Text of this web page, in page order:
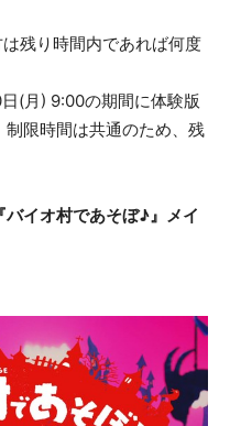
残り時間内であれば何度
(月) 9:00の期間に体験版
限時間は共通のため、残
『バイオ村であそぼ♪』メイ